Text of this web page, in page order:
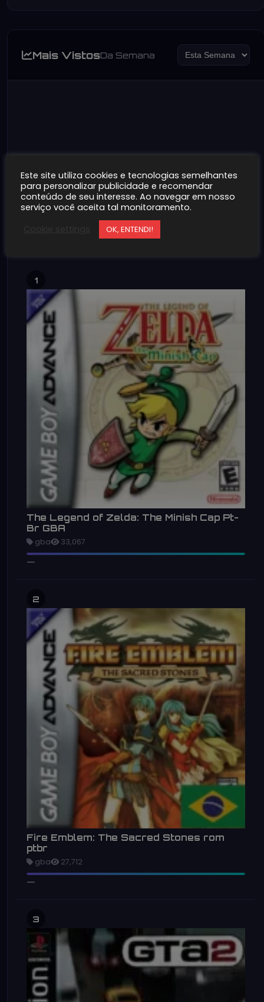
Mais VistosDa Semana
1
The Legend of Zelda: The Minish Cap Pt-
Br GBA
gba 33,067
2
Fire Emblem: The Sacred Stones rom
ptbr
gba 27,712
3
Este site utiliza cookies e tecnologias semelhantes
para personalizar publicidade e recomendar
conteúdo de seu interesse. Ao navegar em nosso
serviço você aceita tal monitoramento.
OK, ENTENDI!